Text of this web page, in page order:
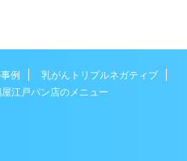
例
乳がんトリプルネガティブ
屋江戸パン店のメニュー